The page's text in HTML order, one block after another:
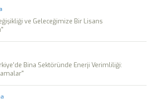
ve Geleceğimize Bir Lisans
Bina Sektöründe Enerji Verimliliği: